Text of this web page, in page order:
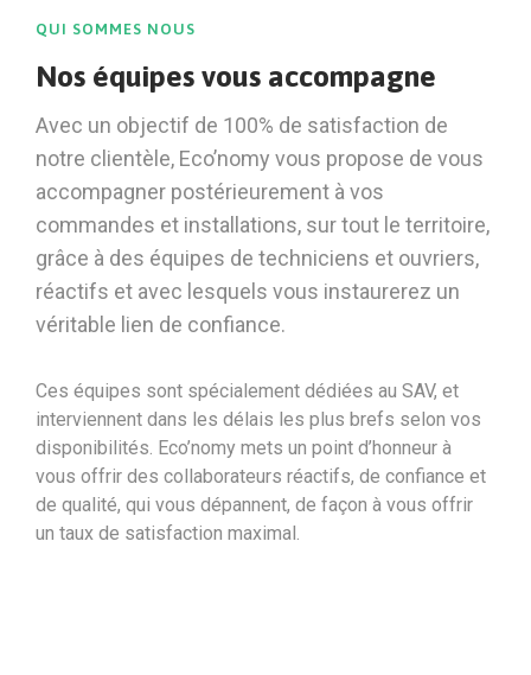
QUI SOMMES NOUS
Nos équipes vous accompagne
Avec un objectif de 100% de satisfaction de
notre clientèle, Eco’nomy vous propose de vous
accompagner postérieurement à vos
commandes et installations, sur tout le territoire,
grâce à des équipes de techniciens et ouvriers,
réactifs et avec lesquels vous instaurerez un
véritable lien de confiance.
Ces équipes sont spécialement dédiées au SAV, et
interviennent dans les délais les plus brefs selon vos
disponibilités. Eco’nomy mets un point d’honneur à
vous offrir des collaborateurs réactifs, de confiance et
de qualité, qui vous dépannent, de façon à vous offrir
un taux de satisfaction maximal.